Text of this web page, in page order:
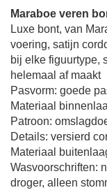
Maraboe veren
Luxe bont, van
voering, satijn
bij elke figuurtype,
helemaal af maakt
Pasvorm: goede
Materiaal
Patroon:
Details: versierd
Materiaal
Wasvoorschriften:
droger, alleen